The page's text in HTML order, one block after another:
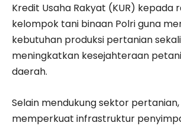
Kredit Usaha Rakyat (KUR) kepada
kelompok tani binaan Polri guna
kebutuhan produksi pertanian
meningkatkan kesejahteraan
daerah.
Selain mendukung sektor
memperkuat infrastruktur